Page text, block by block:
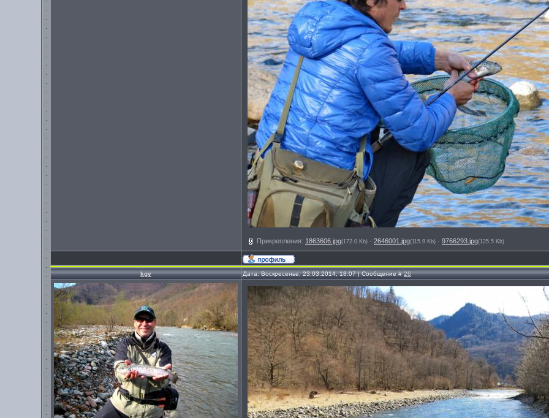
Прикрепления: 1863606.jpg(172.0 Kb) · 2646001.jpg(115.9 Kb) · 9766293.jpg(125.5 Kb)
kgv Дата: Воскресенье, 23.03.2014, 18:07 | Сообщение #26